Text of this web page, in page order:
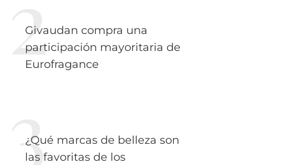
Givaudan compra una
participación mayoritaria de
Eurofragance
¿Qué marcas de belleza son
las favoritas de los